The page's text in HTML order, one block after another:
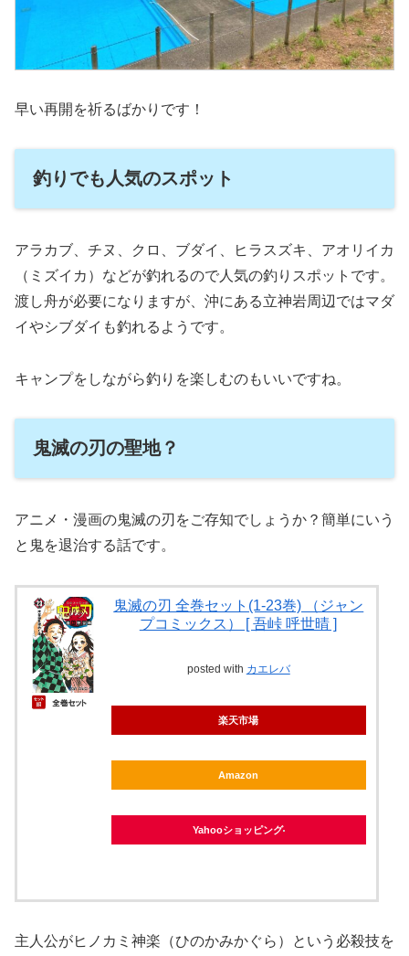
早い再開を祈るばかりです！
釣りでも人気のスポット
アラカブ、チヌ、クロ、ブダイ、ヒラスズキ、アオリイカ
（ミズイカ）などが釣れるので人気の釣りスポットです。
渡し舟が必要になりますが、沖にある立神岩周辺ではマダ
イやシブダイも釣れるようです。
キャンプをしながら釣りを楽しむのもいいですね。
鬼滅の刃の聖地？
アニメ・漫画の鬼滅の刃をご存知でしょうか？簡単にいう
と鬼を退治する話です。
鬼滅の刃 全巻セット(1-23巻) （ジャン
プコミックス） [ 吾峠 呼世晴 ]
posted with カエレバ
楽天市場
Amazon
Yahooショッピング
主人公がヒノカミ神楽（ひのかみかぐら）という必殺技を